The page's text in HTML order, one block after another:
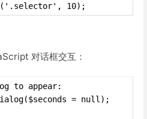
10);
对话框交互：
to appear:
= null);